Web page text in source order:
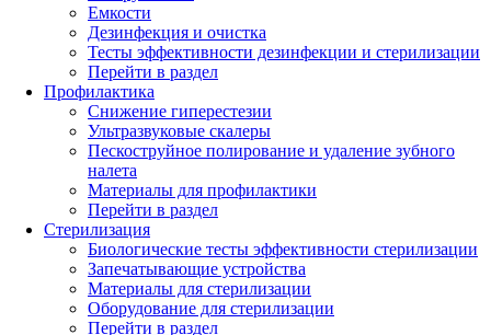
Емкости
Дезинфекция и очистка
Тесты эффективности дезинфекции и стерилизации
Перейти в раздел
Профилактика
Снижение гиперестезии
Ультразвуковые скалеры
Пескоструйное полирование и удаление зубного
налета
Материалы для профилактики
Перейти в раздел
Стерилизация
Биологические тесты эффективности стерилизации
Запечатывающие устройства
Материалы для стерилизации
Оборудование для стерилизации
Перейти в раздел